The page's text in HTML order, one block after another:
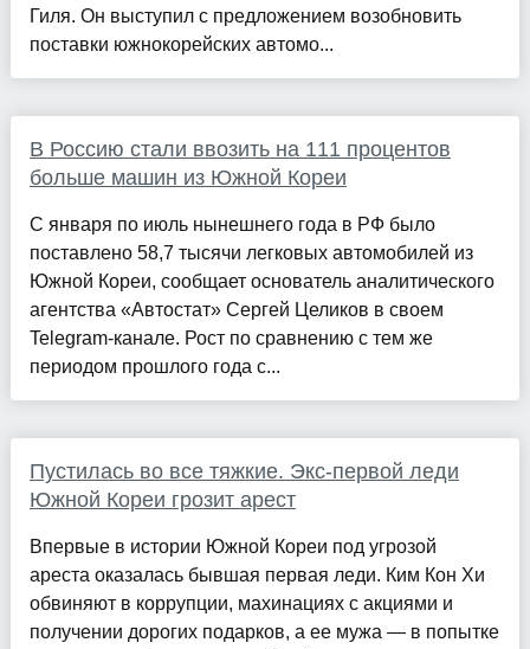
Гиля. Он выступил с предложением возобновить
поставки южнокорейских автомо...
В Россию стали ввозить на 111 процентов
больше машин из Южной Кореи
С января по июль нынешнего года в РФ было
поставлено 58,7 тысячи легковых автомобилей из
Южной Кореи, сообщает основатель аналитического
агентства «Автостат» Сергей Целиков в своем
Telegram-канале. Рост по сравнению с тем же
периодом прошлого года с...
Пустилась во все тяжкие. Экс-первой леди
Южной Кореи грозит арест
Впервые в истории Южной Кореи под угрозой
ареста оказалась бывшая первая леди. Ким Кон Хи
обвиняют в коррупции, махинациях с акциями и
получении дорогих подарков, а ее мужа — в попытке